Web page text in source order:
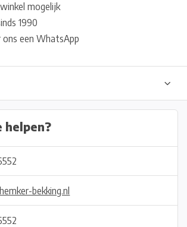
mogelijk
1990
ons een WhatsApp
helpen?
bekking.nl